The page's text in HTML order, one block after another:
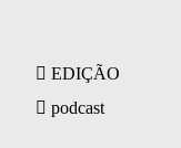
EDIÇÃO
podcast